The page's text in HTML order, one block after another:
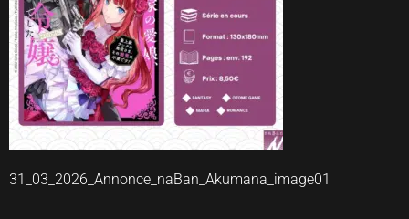
31_03_2026_Annonce_naBan_Akumana_image01